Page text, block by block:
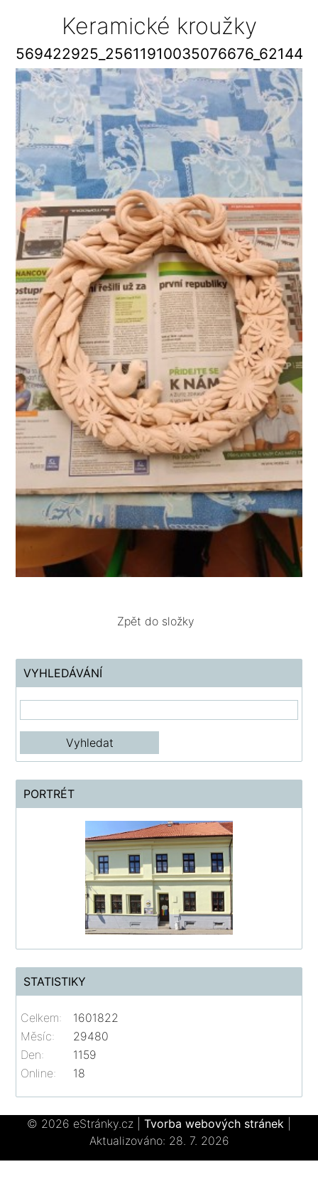
Keramické kroužky
Zpět do složky
VYHLEDÁVÁNÍ
PORTRÉT
STATISTIKY
Online: 18
Celkem:
1601822
Měsíc:
29480
Den:
1159
© 2026 eStránky.cz Tvorba webových stránek
Aktualizováno: 28. 7. 2026